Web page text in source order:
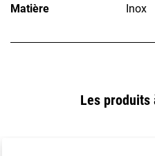
Matière
Inox
Les produits